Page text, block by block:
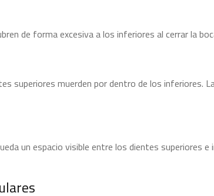
de forma excesiva a los inferiores al cerrar la
superiores muerden por dentro de los inferiores.
un espacio visible entre los dientes superiores